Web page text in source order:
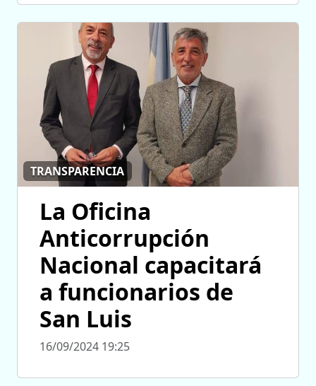
TRANSPARENCIA
La Oficina
Anticorrupción
Nacional capacitará
a funcionarios de
San Luis
16/09/2024 19:25